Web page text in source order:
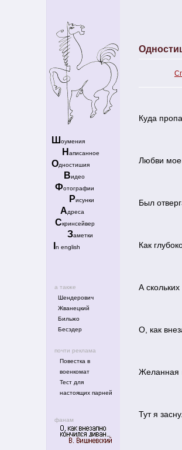
Ш оумения
Н аписанное
Одностишия
Видео
Фотографии
Рисунки
Адреса
Скринсейвер
Заметки
n english
а также
Шендерович
Жванецкий
Бильжо
Бесэдер
почти реклама
Повестка в
военкомат
Тест для
настоящих парней
фанам
Куда
Любви
Был
Как
А
О, как
Желанная
Тут я